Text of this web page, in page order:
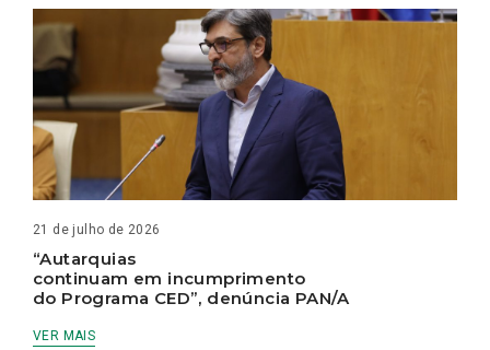
21 de julho de 2026
“Autarquias
continuam em incumprimento
do Programa CED”, denúncia PAN/A
VER MAIS